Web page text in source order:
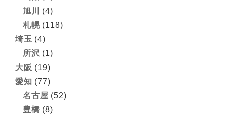
旭川
(4)
札幌(118)
埼玉 (4)
所沢 (1)
大阪 (19)
愛知 (77)
名古屋 (52)
豊橋 (8)